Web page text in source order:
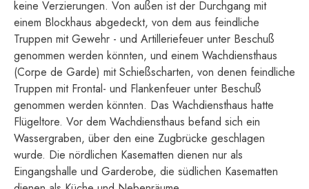
keine Verzierungen. Von außen ist der Durchgang mit
einem Blockhaus abgedeckt, von dem aus feindliche
Truppen mit Gewehr - und Artilleriefeuer unter Beschuß
genommen werden könnten, und einem Wachdiensthaus
(Corpe de Garde) mit Schießscharten, von denen feindliche
Truppen mit Frontal- und Flankenfeuer unter Beschuß
genommen werden könnten. Das Wachdiensthaus hatte
Flügeltore. Vor dem Wachdiensthaus befand sich ein
Wassergraben, über den eine Zugbrücke geschlagen
wurde. Die nördlichen Kasematten dienen nur als
Eingangshalle und Garderobe, die südlichen Kasematten